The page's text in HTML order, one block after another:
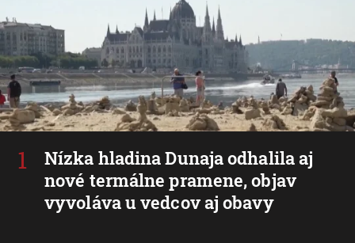
Nízka hladina Dunaja odhalila aj
nové termálne pramene, objav
vyvoláva u vedcov aj obavy